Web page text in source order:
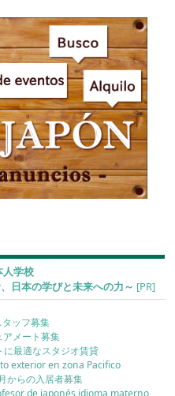
学校
日本の学びと未来への力～ [PR]
ッフ募集
アメート募集
に最適なスタジオ賃貸
exterior en zona Pacifico
からの入居者募集
de japonés idioma materno